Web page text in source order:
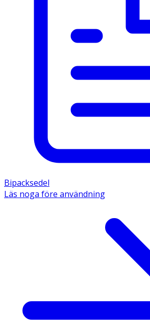
Bipacksedel
Läs noga före användning